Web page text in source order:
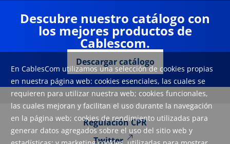
En CablesCom utilizamos una selección de cookies propias
en nuestra página web: cookies esenciales, las cuales se
requieren para utilizar nuestra web; cookies funcionales,
las cuales mejoran y facilitan el uso durante la navegación
en la página web; cookies de rendimiento utilizadas para
generar datos agregados sobre el uso del sitio web y
Descubre nuestro catálogo con
los mejores productos de
Cablescom.
Descargar catálogo
Regulación CPR
Twitter